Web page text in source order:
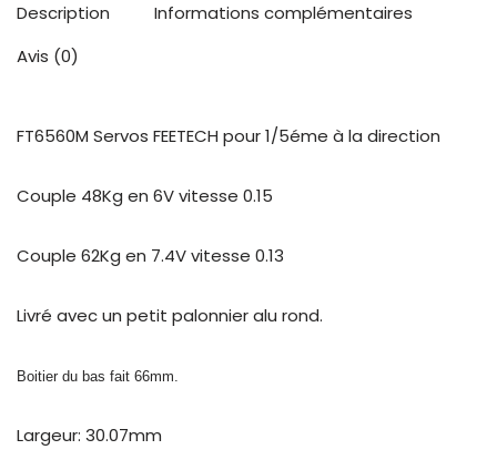
Description
Informations complémentaires
Avis (0)
FT6560M Servos FEETECH pour 1/5éme à la direction
Couple 48Kg en 6V vitesse 0.15
Couple 62Kg en 7.4V vitesse 0.13
Livré avec un petit palonnier alu rond.
Boitier du bas fait 66mm.
Largeur: 30.07mm